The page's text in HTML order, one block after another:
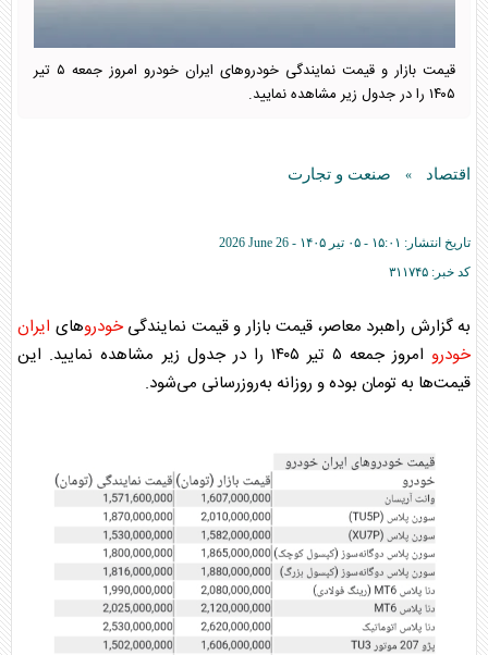
قیمت بازار و قیمت نمایندگی خودرو‌های ایران خودرو امروز جمعه ۵ تیر
۱۴۰۵ را در جدول زیر مشاهده نمایید.
اقتصاد » صنعت و تجارت
تاریخ انتشار: ۱۵:۰۱ - ۰۵ تير ۱۴۰۵ -
2026 June 26
کد خبر: ۳۱۱۷۴۵
به گزارش راهبرد معاصر، قیمت بازار و قیمت نمایندگیخودرو‌های ایران
خودرو
امروز جمعه ۵ تیر ۱۴۰۵ را در جدول زیر مشاهده نمایید. این
قیمت‌ها به تومان بوده و روزانه به‌روز‌رسانی می‌شود.